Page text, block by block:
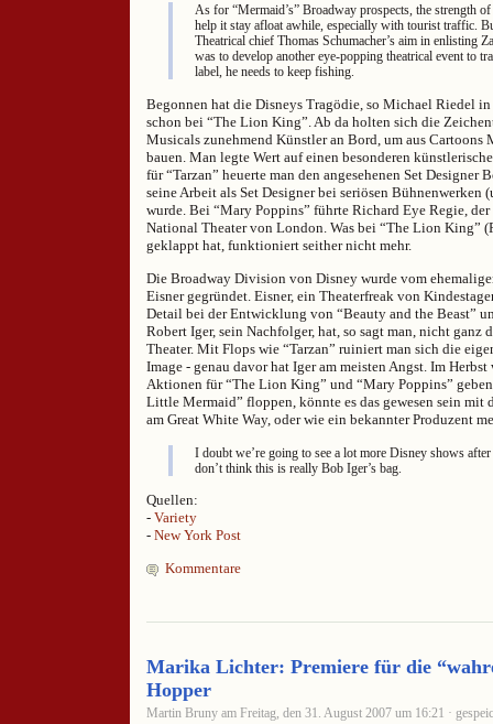
As for “Mermaid’s” Broadway prospects, the strength
help it stay afloat awhile, especially with tourist traffic.
Theatrical chief Thomas Schumacher’s aim in enlisting
was to develop another eye-popping theatrical event to
label, he needs to keep fishing.
Begonnen hat die Disneys Tragödie, so Michael Riedel in
schon bei “The Lion King”. Ab da holten sich die
Musicals zunehmend Künstler an Bord, um aus Cartoons
bauen. Man legte Wert auf einen besonderen
für “Tarzan” heuerte man den angesehenen Set Designer
seine Arbeit als Set Designer bei seriösen Bühnenwerken
wurde. Bei “Mary Poppins” führte Richard Eye Regie,
National Theater von London. Was bei “The Lion King”
geklappt hat, funktioniert seither nicht mehr.
Die Broadway Division von Disney wurde vom
Eisner gegründet. Eisner, ein Theaterfreak von
Detail bei der Entwicklung von “Beauty and the Beast”
Robert Iger, sein Nachfolger, hat, so sagt man, nicht ganz
Theater. Mit Flops wie “Tarzan” ruiniert man sich die
Image - genau davor hat Iger am meisten Angst. Im
Aktionen für “The Lion King” und “Mary Poppins”
Little Mermaid” floppen, könnte es das gewesen sein mit
am Great White Way, oder wie ein bekannter Produzent
I doubt we’re going to see a lot more Disney shows
don’t think this is really Bob Iger’s bag.
Quellen:
- Variety
- New York Post
Kommentare
Marika Lichter: Premiere für die
Hopper
Martin Bruny am Freitag, den 31. August 2007 um 16:21 ·